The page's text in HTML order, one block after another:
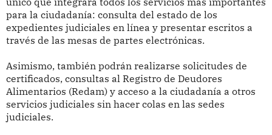
para la ciudadanía: consulta del estado de los
expedientes judiciales en línea y presentar escritos a
través de las mesas de partes electrónicas.
Asimismo, también podrán realizarse solicitudes de
certificados, consultas al Registro de Deudores
Alimentarios (Redam) y acceso a la ciudadanía a otros
servicios judiciales sin hacer colas en las sedes
judiciales.